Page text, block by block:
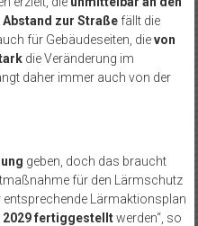
zur Straßefällt die
für Gebäudeseiten, dievon
die Veränderung im
daher immer auch von der
geben, doch das braucht
für den Lärmschutz
entsprechende Lärmaktionsplan
2029 fertiggestelltwerden“, so